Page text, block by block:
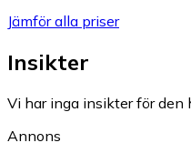
Jämför alla priser
Insikter
Vi har inga insikter för den
Annons